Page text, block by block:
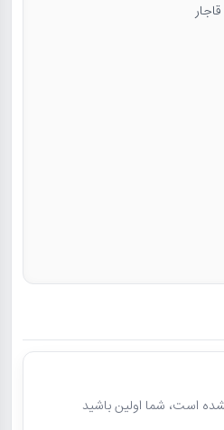
است، شما اولین باشید